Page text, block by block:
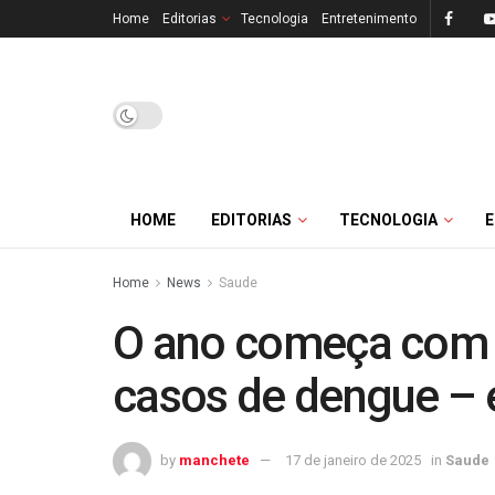
Home Editorias Tecnologia Entretenimento
HOME EDITORIAS TECNOLOGIA
Home News Saude
O ano começa
casos de dengue –
by manchete 17 de janeiro de 2025 in Saude